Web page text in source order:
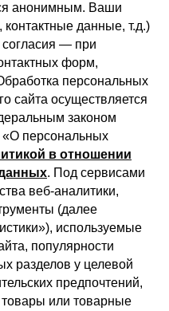
анонимным. Ваши
данные, т.д.)
— при
форм,
персональных
сайта осуществляется
законом
персональных
в отношении
. Под сервисами
веб-аналитики,
(далее
используемые
популярности
разделов у целевой
предпочтений,
или товарные